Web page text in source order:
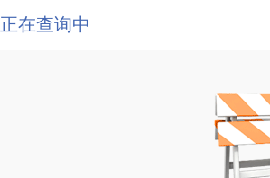
正在查询中